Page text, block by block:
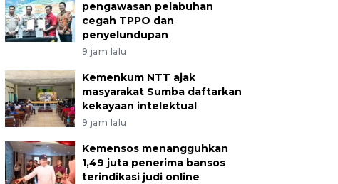
pengawasan pelabuhan
cegah TPPO dan
penyelundupan
9 jam lalu
Kemenkum NTT ajak
masyarakat Sumba daftarkan
kekayaan intelektual
9 jam lalu
Kemensos menangguhkan
1,49 juta penerima bansos
terindikasi judi online